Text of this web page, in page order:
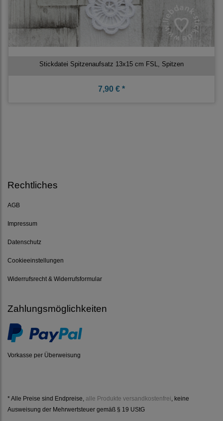
Stickdatei Spitzenaufsatz 13x15 cm FSL, Spitzen
7,90 € *
Rechtliches
AGB
Impressum
Datenschutz
Cookieeinstellungen
Widerrufsrecht & Widerrufsformular
Zahlungsmöglichkeiten
Vorkasse per Überweisung
* Alle Preise sind Endpreise, alle Produkte versandkostenfrei , keine
Ausweisung der Mehrwertsteuer gemäß § 19 UStG